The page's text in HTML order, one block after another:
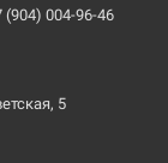
004-96-46
5